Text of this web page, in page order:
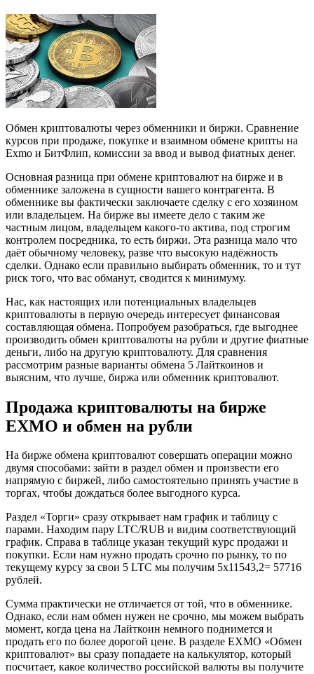
Обмен криптовалюты через обменники и биржи. Сравнение
курсов при продаже, покупке и взаимном обмене крипты на
Exmo и БитФлип, комиссии за ввод и вывод фиатных денег.
Основная разница при обмене криптовалют на бирже и в
обменнике заложена в сущности вашего контрагента. В
обменнике вы фактически заключаете сделку с его хозяином
или владельцем. На бирже вы имеете дело с таким же
частным лицом, владельцем какого-то актива, под строгим
контролем посредника, то есть биржи. Эта разница мало что
даёт обычному человеку, разве что высокую надёжность
сделки. Однако если правильно выбирать обменник, то и тут
риск того, что вас обманут, сводится к минимуму.
Нас, как настоящих или потенциальных владельцев
криптовалюты в первую очередь интересует финансовая
составляющая обмена. Попробуем разобраться, где выгоднее
производить обмен криптовалюты на рубли и другие фиатные
деньги, либо на другую криптовалюту. Для сравнения
рассмотрим разные варианты обмена 5 Лайткоинов и
выясним, что лучше, биржа или обменник криптовалют.
Продажа криптовалюты на бирже
EXMO и обмен на рубли
На бирже обмена криптовалют совершать операции можно
двумя способами: зайти в раздел обмен и произвести его
напрямую с биржей, либо самостоятельно принять участие в
торгах, чтобы дождаться более выгодного курса.
Раздел «Торги» сразу открывает нам график и таблицу с
парами. Находим пару LTC/RUB и видим соответствующий
график. Справа в таблице указан текущий курс продажи и
покупки. Если нам нужно продать срочно по рынку, то по
текущему курсу за свои 5 LTC мы получим 5х11543,2= 57716
рублей.
Сумма практически не отличается от той, что в обменнике.
Однако, если нам обмен нужен не срочно, мы можем выбрать
момент, когда цена на Лайткоин немного поднимется и
продать его по более дорогой цене. В разделе EXMO «Обмен
криптовалют» вы сразу попадаете на калькулятор, который
посчитает, какое количество российской валюты вы получите